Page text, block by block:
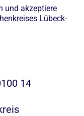
und akzeptiere
Lübeck-
14